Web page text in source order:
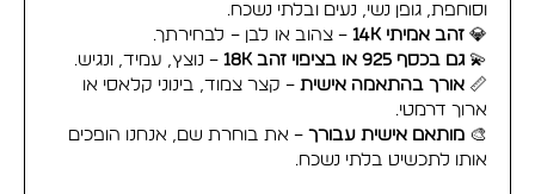
וסוחפת, גופן נשי, נעים ובלתי נשכח.
💎זהב אמיתי 14K
– צהוב או לבן – לבחירתך.
💫גם בכסף 925 או בציפוי זהב 18K
– נוצץ, עמיד, ונגיש.
📏אורך בהתאמה אישית – קצר צמוד, בינוני קלאסי או
ארוך דרמטי.
🎨מותאם אישית עבורך – את בוחרת שם, אנחנו הופכים
אותו לתכשיט בלתי נשכח.